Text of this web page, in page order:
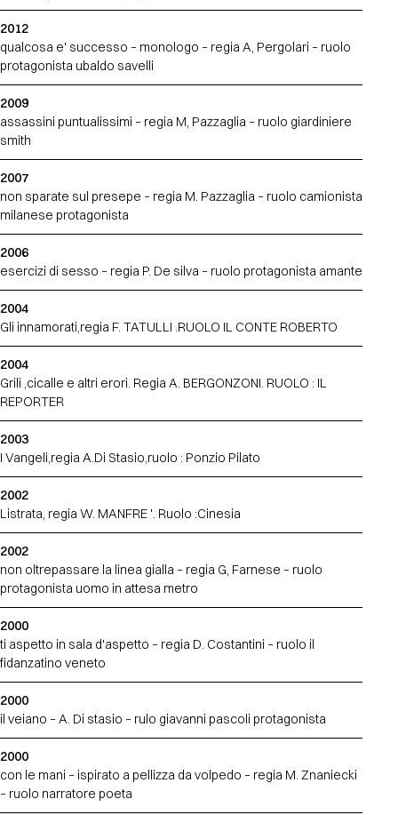
2012
qualcosa e' successo – monologo – regia A, Pergolari – ruolo
protagonista ubaldo savelli
2009
assassini puntualissimi – regia M, Pazzaglia – ruolo giardiniere
smith
2007
non sparate sul presepe – regia M. Pazzaglia – ruolo camionista
milanese protagonista
2006
esercizi di sesso – regia P. De silva – ruolo protagonista amante
2004
Gli innamorati,regia F. TATULLI .RUOLO IL CONTE ROBERTO
2004
Grili ,cicalle e altri erori. Regia A. BERGONZONI. RUOLO : IL
REPORTER
2003
I Vangeli,regia A.Di Stasio,ruolo : Ponzio Pilato
2002
Listrata, regia W. MANFRE '. Ruolo :Cinesia
2002
non oltrepassare la linea gialla – regia G, Farnese – ruolo
protagonista uomo in attesa metro
2000
ti aspetto in sala d'aspetto – regia D. Costantini – ruolo il
fidanzatino veneto
2000
il veiano – A. Di stasio – rulo giavanni pascoli protagonista
2000
con le mani – ispirato a pellizza da volpedo – regia M. Znaniecki
– ruolo narratore poeta